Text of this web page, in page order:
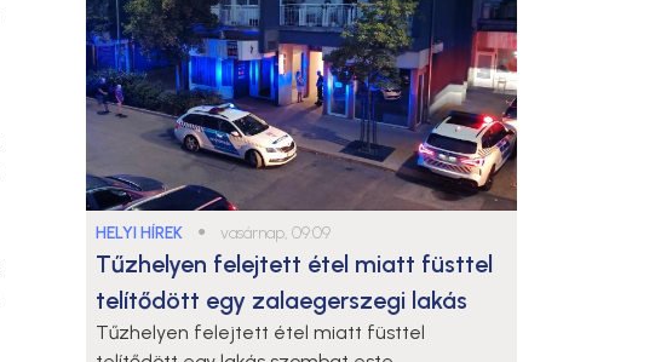
HELYI HÍREK ● vasárnap, 09:09
Tűzhelyen felejtett étel miatt füsttel
telítődött egy zalaegerszegi lakás
Tűzhelyen felejtett étel miatt füsttel